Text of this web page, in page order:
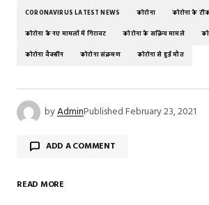
CORONAVIRUS LATEST NEWS कोरोना कोरोना के
कोरोना के नए मामलों में गिरावट कोरोना के सक्रिय मामले
कोरोना वैक्सीन कोरोना संक्रमण कोरोना से हुई मौत
byAdminPublishedFebruary 23, 2021
ADD A COMMENT
READ MORE